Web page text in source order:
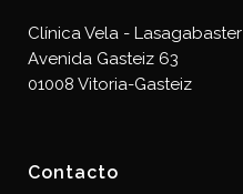
Clínica Vela - Lasagabaster
Avenida Gasteiz 63
01008 Vitoria-Gasteiz
Contacto